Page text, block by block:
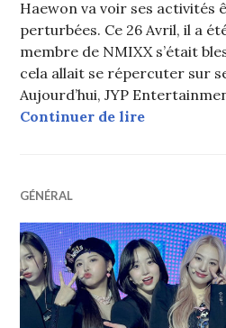
Haewon va voir ses
perturbées. Ce 26 Avril, il a
membre de NMIXX s’était
cela allait se répercuter sur
Aujourd’hui, JYP
Continuer de lireHaewon
GÉNÉRAL